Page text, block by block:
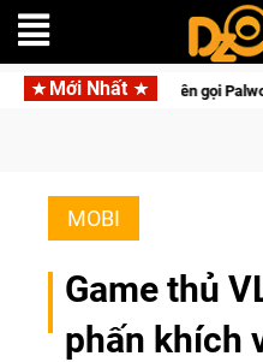
Mới Nhất
với tên gọi Palworld Online
MOBI
Game thủ
phấn khích